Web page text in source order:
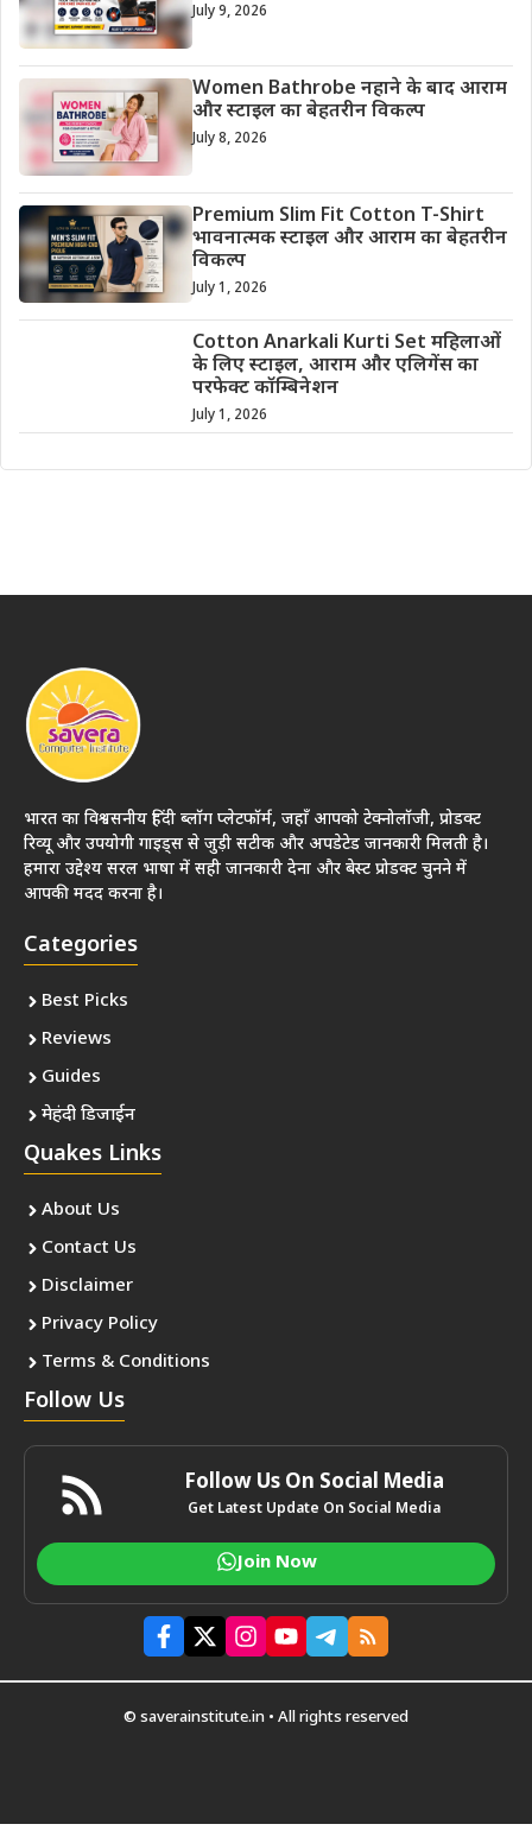
July 9, 2026
Women Bathrobe नहाने के बाद आराम
और स्टाइल का बेहतरीन विकल्प
July 8, 2026
Premium Slim Fit Cotton T-Shirt
भावनात्मक स्टाइल और आराम का बेहतरीन
विकल्प
July 1, 2026
Cotton Anarkali Kurti Set महिलाओं
के लिए स्टाइल, आराम और एलिगेंस का
परफेक्ट कॉम्बिनेशन
July 1, 2026
भारत का विश्वसनीय हिंदी ब्लॉग प्लेटफॉर्म, जहाँ आपको टेक्नोलॉजी, प्रोडक्ट
रिव्यू और उपयोगी गाइड्स से जुड़ी सटीक और अपडेटेड जानकारी मिलती है।
हमारा उद्देश्य सरल भाषा में सही जानकारी देना और बेस्ट प्रोडक्ट चुनने में
आपकी मदद करना है।
Categories
Best Picks
Reviews
Guides
मेहंदी डिजाईन
Quakes Links
About Us
Contact Us
Disclaimer
Privacy Policy
Terms & Conditions
Follow Us
Follow Us On Social Media
Get Latest Update On Social Media
Join Now
© saverainstitute.in • All rights reserved